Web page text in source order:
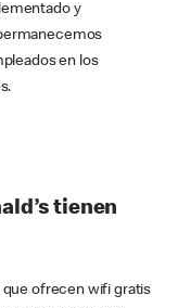
y
en los
tienen
que ofrecen wifi gratis